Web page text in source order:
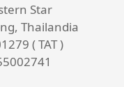
Star
Thailandia
( TAT )